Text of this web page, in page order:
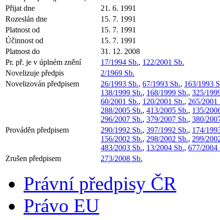
Přijat dne
21. 6. 1991
Rozeslán dne
15. 7. 1991
Platnost od
15. 7. 1991
Účinnost od
15. 7. 1991
Platnost do
31. 12. 2008
Pr. př. je v úplném znění
17/1994 Sb., 122/2001 Sb.
Novelizuje předpis
2/1969 Sb.
Novelizován předpisem
26/1993 Sb., 67/1993 Sb., 163/1993
138/1999 Sb., 168/1999 Sb., 325/
60/2001 Sb., 120/2001 Sb., 265/2001
288/2005 Sb., 413/2005 Sb., 135/
296/2007 Sb., 379/2007 Sb., 380/
Prováděn předpisem
290/1992 Sb., 397/1992 Sb., 174/
156/2002 Sb., 298/2002 Sb., 299/
483/2003 Sb., 13/2004 Sb., 677/2004
Zrušen předpisem
273/2008 Sb.
Právní předpisy ČR
Právo EU